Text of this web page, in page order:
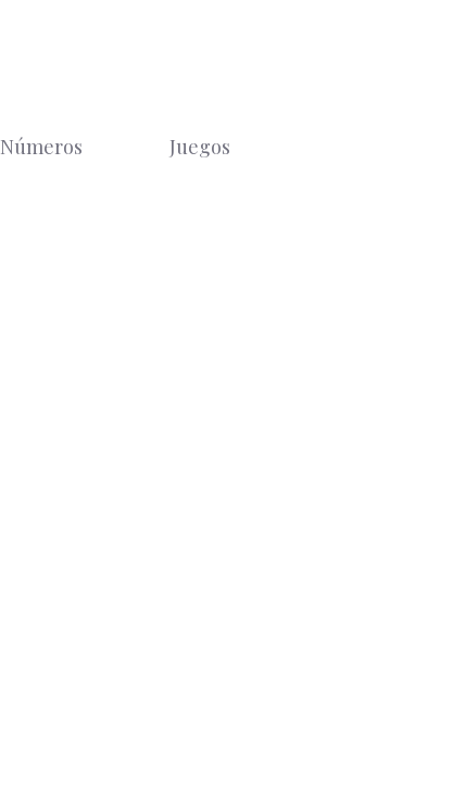
Números Juegos